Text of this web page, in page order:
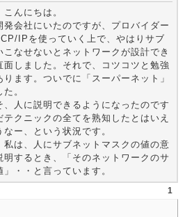
んにちは。
会社にいたのですが、プロバイダー
IPを使っていく上で、やはりサブ
こなせないとネットワークが設計でき
面しました。それで、コツコツと勉強
ります。ついでに「スーパーネット」
。
人に説明できるようになったのです
テクニックの全てを熟知したとはいえ
ー、という状況です。
は、人にサブネットマスクの値の意
明するとき、「そのネットワークのサ
・・と言っています。
1